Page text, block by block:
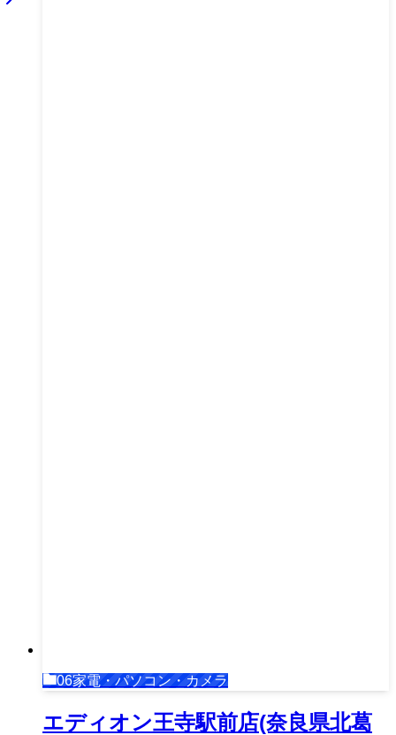
06家電・パソコン・カメラ
エディオン王寺駅前店(奈良県北葛